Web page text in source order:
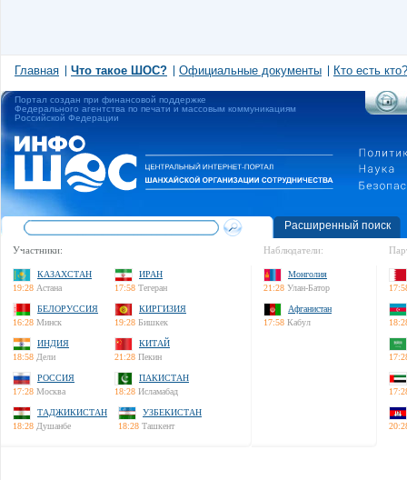
Главная Что такое ШОС? Официальные документы Кто есть кто?
Портал создан при финансовой поддержке
Федерального агентства по печати и массовым коммуникациям
Российской Федерации
Расширенный поиск
Участники:
КАЗАХСТАН
19:28 Астана
ИРАН
17:58 Тегеран
БЕЛОРУССИЯ
16:28 Минск
КИРГИЗИЯ
19:28 Бишкек
ИНДИЯ
18:58 Дели
КИТАЙ
21:28 Пекин
РОССИЯ
17:28 Москва
ПАКИСТАН
18:28 Исламабад
ТАДЖИКИСТАН
18:28 Душанбе
УЗБЕКИСТАН
18:28 Ташкент
Наблюдатели:
Монголия
21:28 Улан-Батор
Афганистан
17:58 Кабул